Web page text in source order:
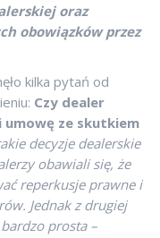
oraz
obowiązków przez
kilka pytań od
Czy dealer
ze skutkiem
decyzje dealerskie
obawiali się, że
reperkusje prawne i
Jednak z drugiej
prosta –